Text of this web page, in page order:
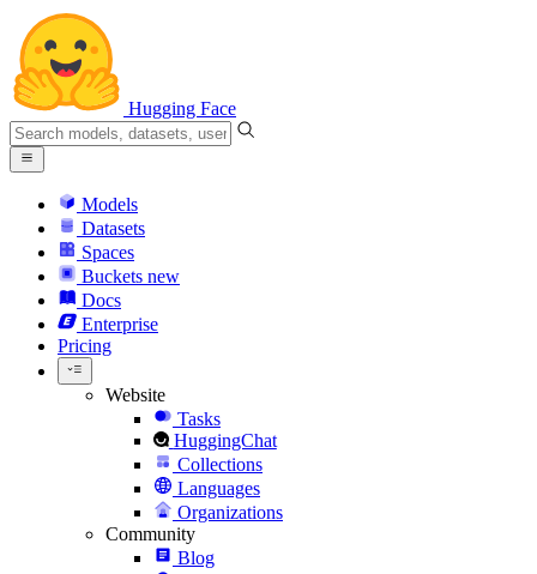
Hugging Face
Models
Datasets
Spaces
Buckets new
Docs
Enterprise
Pricing
Website
Tasks
HuggingChat
Collections
Languages
Organizations
Community
Blog